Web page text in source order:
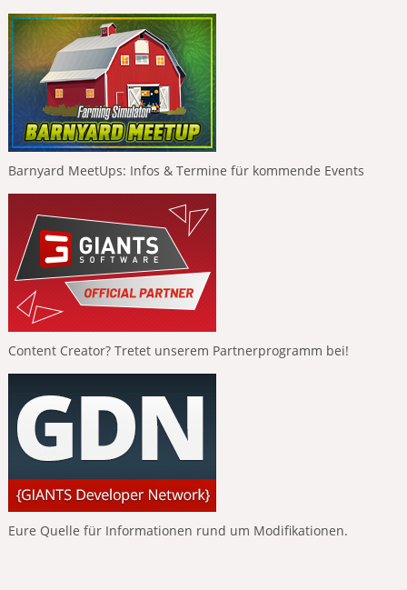
Barnyard MeetUps: Infos & Termine für kommende Events
Content Creator? Tretet unserem Partnerprogramm bei!
Eure Quelle für Informationen rund um Modifikationen.